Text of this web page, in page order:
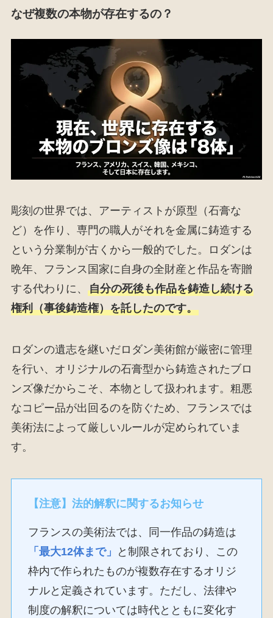
なぜ複数の本物が存在するの？
彫刻の世界では、アーティストが原型（石膏な
ど）を作り、専門の職人がそれを金属に鋳造する
という分業制が古くから一般的でした。ロダンは
晩年、フランス国家に自身の全財産と作品を寄贈
する代わりに、 自分の死後も作品を鋳造し続ける
権利（事後鋳造権）を託したのです。
ロダンの遺志を継いだロダン美術館が厳密に管理
を行い、オリジナルの石膏型から鋳造されたブロ
ンズ像だからこそ、本物として扱われます。粗悪
なコピー品が出回るのを防ぐため、フランスでは
美術法によって厳しいルールが定められていま
す。
【注意】法的解釈に関するお知らせ
フランスの美術法では、同一作品の鋳造は
「最大12体まで」
と制限されており、この
枠内で作られたものが複数存在するオリジ
ナルと定義されています。ただし、法律や
制度の解釈については時代とともに変化す